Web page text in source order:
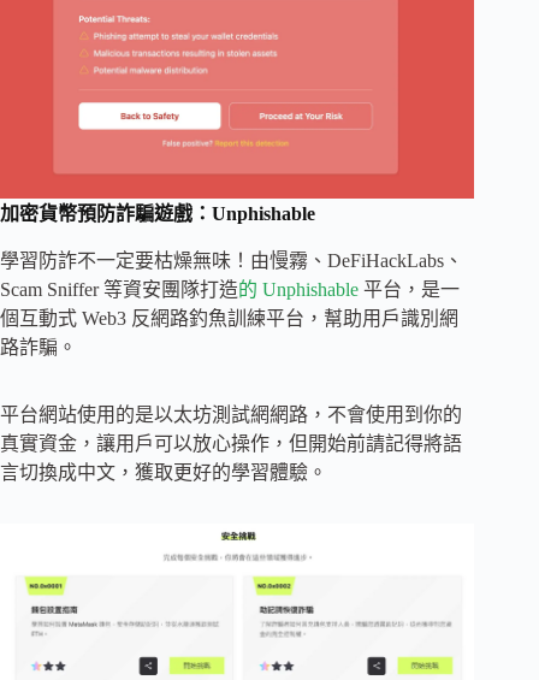
加密貨幣預防詐騙遊戲：Unphishable
學習防詐不一定要枯燥無味！由慢霧、DeFiHackLabs、
Scam Sniffer 等資安團隊打造的 Unphishable 平台，是一
個互動式 Web3 反網路釣魚訓練平台，幫助用戶識別網
路詐騙。
平台網站使用的是以太坊測試網網路，不會使用到你的
真實資金，讓用戶可以放心操作，但開始前請記得將語
言切換成中文，獲取更好的學習體驗。